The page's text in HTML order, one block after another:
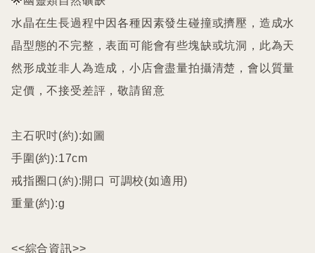
水晶在生長過程中因各種因素發生碰撞或擠壓，造成水
晶型態的不完整，表面可能會有些塊缺或坑洞，此為天
然形成並非人為造成，小店會盡量拍攝清楚，會以質量
定價，不接受差評，敬請留意
主石呎吋(約):如圖
手圍(約):17cm
戒指圈口(約):開口 可調校(如適用)
重量(約):g
<<綜合資訊>>